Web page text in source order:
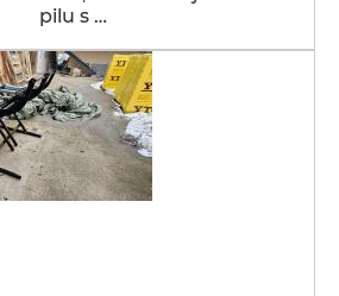
pilu s …